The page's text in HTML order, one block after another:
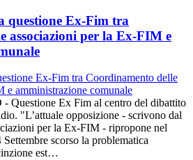
questione Ex-Fim tra
associazioni per la Ex-FIM e
Questione Ex Fim al centro del dibattito
"L’attuale opposizione - scrivono dal
per la Ex-FIM - ripropone nel
scorso la problematica
est…